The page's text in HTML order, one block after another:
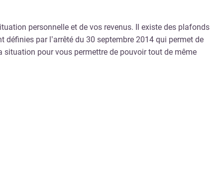
personnelle et de vos revenus. Il existe des plafonds
par l’arrêté du 30 septembre 2014 qui permet de
pour vous permettre de pouvoir tout de même